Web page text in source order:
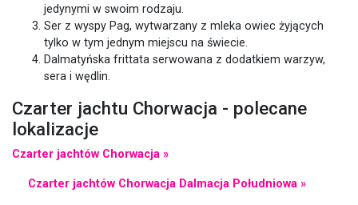
jedynymi w swoim rodzaju.
Ser z wyspy Pag, wytwarzany z mleka owiec żyjących
tylko w tym jednym miejscu na świecie.
Dalmatyńska frittata serwowana z dodatkiem warzyw,
sera i wędlin.
Czarter jachtu Chorwacja - polecane
lokalizacje
Czarter jachtów Chorwacja »
Czarter jachtów Chorwacja Dalmacja Południowa »